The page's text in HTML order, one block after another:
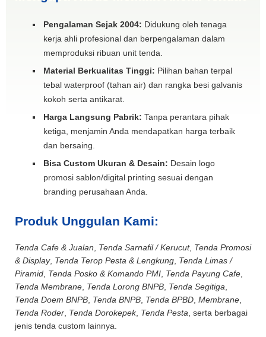
Pengalaman Sejak 2004: Didukung oleh tenaga
kerja ahli profesional dan berpengalaman dalam
memproduksi ribuan unit tenda.
Material Berkualitas Tinggi: Pilihan bahan terpal
tebal waterproof (tahan air) dan rangka besi galvanis
kokoh serta antikarat.
Harga Langsung Pabrik: Tanpa perantara pihak
ketiga, menjamin Anda mendapatkan harga terbaik
dan bersaing.
Bisa Custom Ukuran & Desain: Desain logo
promosi sablon/digital printing sesuai dengan
branding perusahaan Anda.
Produk Unggulan Kami:
Tenda Cafe & Jualan Tenda Sarnafil / Kerucut, Tenda Promosi
& Display, Tenda Terop Pesta & Lengkung Tenda Limas /
Piramid Tenda Posko & Komando PMI Tenda Payung Cafe
Tenda Membrane Tenda Lorong BNPB Tenda Segitiga
Tenda Doem BNPB Tenda BNPB Tenda BPBD Membrane
Tenda Roder Tenda Dorokepek, Tenda Pesta , serta berbagai
jenis tenda custom lainnya.